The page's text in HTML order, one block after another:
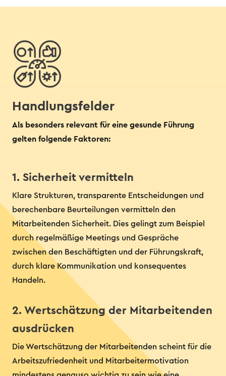
Handlungsfelder
Als besonders relevant für eine gesunde Führung
gelten folgende Faktoren:
1. Sicherheit vermitteln
Klare Strukturen, transparente Entscheidungen und
berechenbare Beurteilungen vermitteln den
Mitarbeitenden Sicherheit. Dies gelingt zum Beispiel
durch regelmäßige Meetings und Gespräche
zwischen den Beschäftigten und der Führungskraft,
durch klare Kommunikation und konsequentes
Handeln.
2. Wertschätzung der Mitarbeitenden
ausdrücken
Die Wertschätzung der Mitarbeitenden scheint für die
Arbeitszufriedenheit und Mitarbeitermotivation